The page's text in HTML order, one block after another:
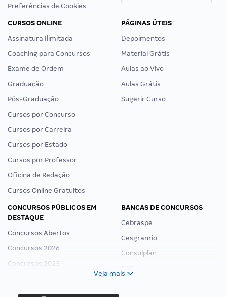
Preferências de Cookies
CURSOS ONLINE
Assinatura Ilimitada
Coaching para Concursos
Exame de Ordem
Graduação
Pós-Graduação
Cursos por Concurso
Cursos por Carreira
Cursos por Estado
Cursos por Professor
Oficina de Redação
Cursos Online Gratuitos
PÁGINAS ÚTEIS
Depoimentos
Material Grátis
Aulas ao Vivo
Aulas Grátis
Sugerir Curso
CONCURSOS PÚBLICOS EM
DESTAQUE
Concursos Abertos
Concursos 2026
Concursos 2025
Concurso Ibama
BANCAS DE CONCURSOS
Cebraspe
Cesgranrio
Consulplan
Veja mais